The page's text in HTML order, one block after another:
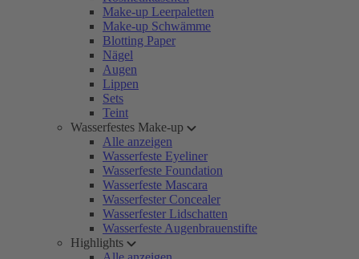
Make-up Leerpaletten
Make-up Schwämme
Blotting Paper
Nägel
Augen
Lippen
Sets
Teint
Wasserfestes Make-up
Alle anzeigen
Wasserfeste Eyeliner
Wasserfeste Foundation
Wasserfeste Mascara
Wasserfester Concealer
Wasserfester Lidschatten
Wasserfeste Augenbrauenstifte
Highlights